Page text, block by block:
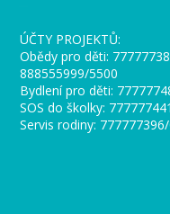
ÚČTY PROJEKTŮ:
Obědy pro děti:
888555999/5500
Bydlení pro děti:
SOS do školky:
Servis rodiny: